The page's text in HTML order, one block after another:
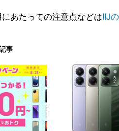
あたっての注意点などはIIJ
事